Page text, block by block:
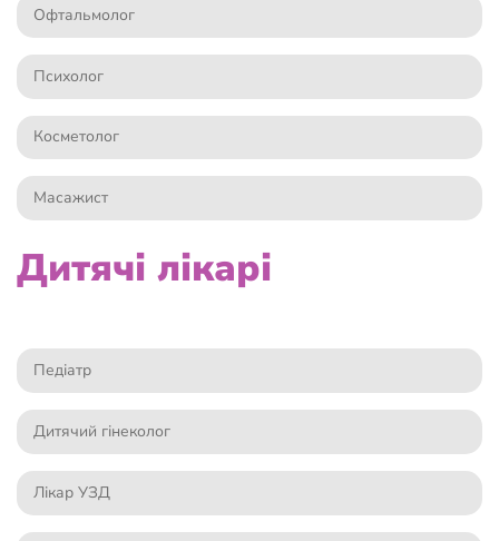
Офтальмолог
Психолог
Косметолог
Масажист
Дитячі лікарі
Педіатр
Дитячий гінеколог
Лікар УЗД